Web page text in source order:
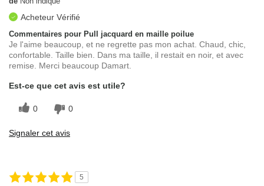
Acheteur Vérifié
Commentaires pour Pull jacquard en maille poilue
Je l'aime beaucoup, et ne regrette pas mon achat. Chaud, chic,
confortable. Taille bien. Dans ma taille, il restait en noir, et avec
remise. Merci beaucoup Damart.
Est-ce que cet avis est utile?
0 0
Signaler cet avis
5